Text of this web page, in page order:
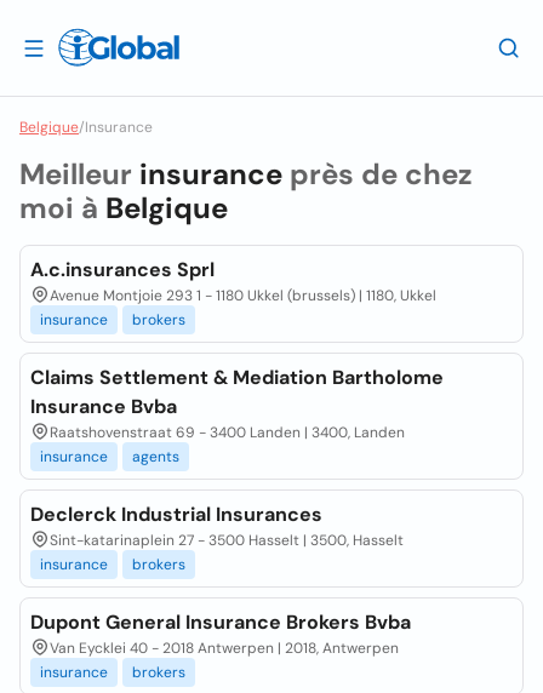
Belgique/Insurance
Meilleur insurance près de chez
moi à Belgique
A.c.insurances Sprl
Avenue Montjoie 293 1 - 1180 Ukkel (brussels) | 1180, Ukkel
insurance
brokers
Claims Settlement & Mediation Bartholome
Insurance Bvba
Raatshovenstraat 69 - 3400 Landen | 3400, Landen
insurance
agents
Declerck Industrial Insurances
Sint-katarinaplein 27 - 3500 Hasselt | 3500, Hasselt
insurance
brokers
Dupont General Insurance Brokers Bvba
Van Eycklei 40 - 2018 Antwerpen | 2018, Antwerpen
insurance
brokers